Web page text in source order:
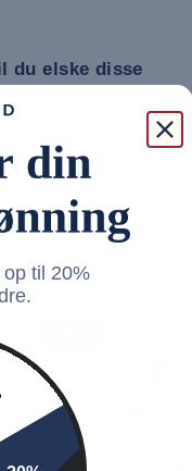
du elske disse
til 20%